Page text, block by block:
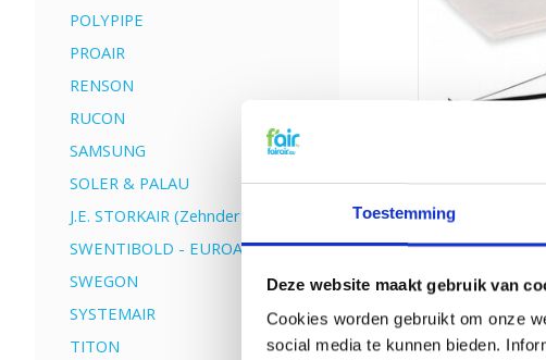
Toestemming
Deze website maakt gebruik van
Cookies worden gebruikt om onze
social media te kunnen bieden.
POLYPIPE
PROAIR
RENSON
RUCON
SAMSUNG
SOLER & PALAU
J.E. STORKAIR (Zehnder)
SWENTIBOLD - EUROAIR
SWEGON
SYSTEMAIR
TITON